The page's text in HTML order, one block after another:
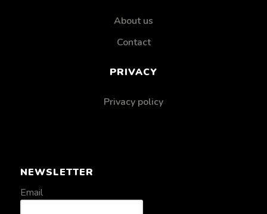
About us
Contact
PRIVACY
Privacy policy
NEWSLETTER
Email